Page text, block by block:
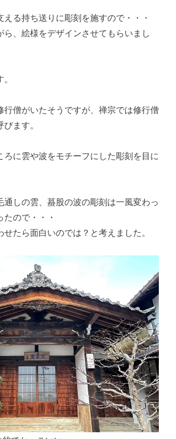
る持ち送りに彫刻を施すので・・・
ら、絵様をデザインさせてもらいまし
行僧がいたそうですが、禅宗では修行僧
ます。
ろに雲や波をモチーフにした彫刻を目に
通しの雲、蟇股の波の彫刻は一風変わっ
たので・・・
たら面白いのでは？と考えました。